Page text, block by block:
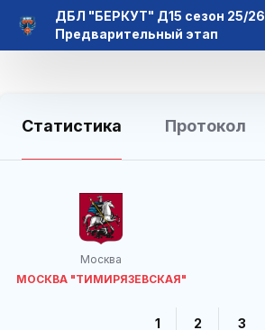
ДБЛ "БЕРКУТ" Д15 сезон 25/26
Предварительный этап
Статистика Протокол
Москва
МОСКВА "ТИМИРЯЗЕВСКАЯ"
1 2 3